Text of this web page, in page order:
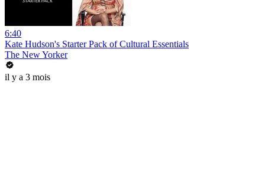
6:40
Kate Hudson's Starter Pack of Cultural Essentials
The New Yorker
il y a 3 mois